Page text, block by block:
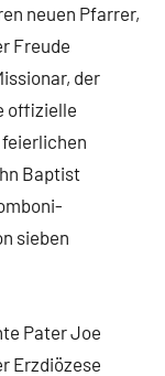
neuen Pfarrer,
Freude
der
offizielle
Baptist
sieben
Pater Joe
Erzdiözese